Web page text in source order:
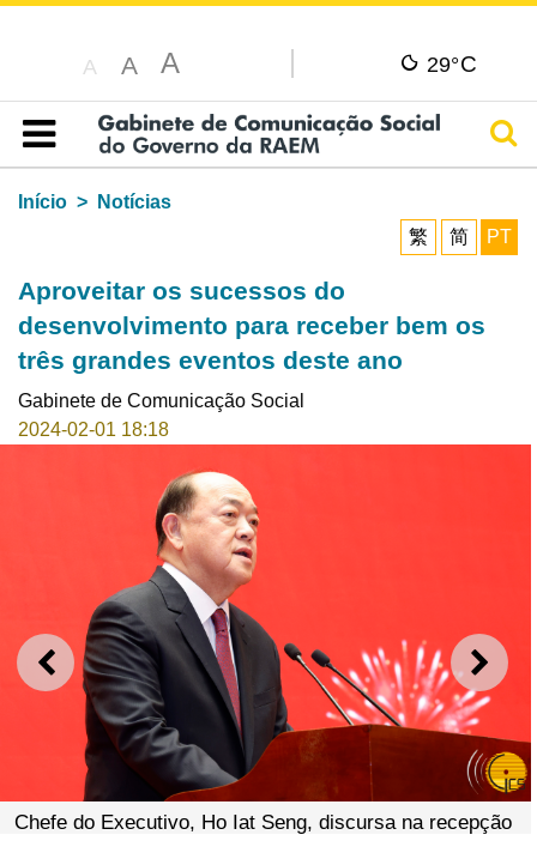
A A A 29°C
Índice
Início
Notícias
繁
简 PT
Aproveitar os sucessos do
desenvolvimento para receber bem os
três grandes eventos deste ano
Gabinete de Comunicação Social
2024-02-01 18:18
ANTERIOR
Chefe do Executivo, Ho Iat Seng, discursa na recepção